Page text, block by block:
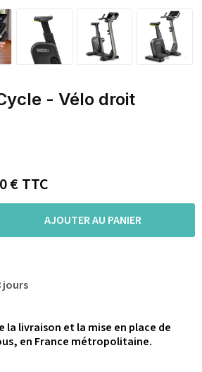
- Vélo droit
€TTC
AJOUTER AU PANIER
jours
la livraison et la mise en place de
en France métropolitaine.